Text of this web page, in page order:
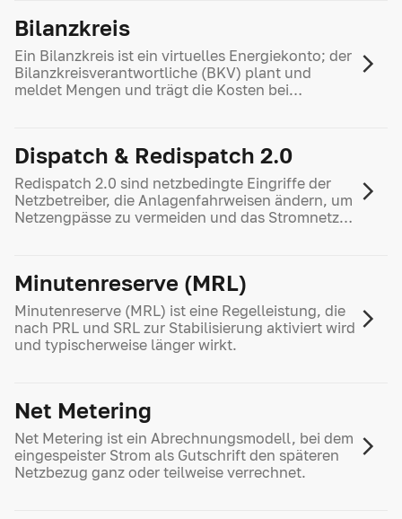
Bilanzkreis
Ein Bilanzkreis ist ein virtuelles Energiekonto; der
Bilanzkreisverantwortliche (BKV) plant und
meldet Mengen und trägt die Kosten bei
Dispatch & Redispatch 2.0
Redispatch 2.0 sind netzbedingte Eingriffe der
Netzbetreiber, die Anlagenfahrweisen ändern, um
Netzengpässe zu vermeiden und das Stromnetz
Minutenreserve (MRL)
Minutenreserve (MRL) ist eine Regelleistung, die
nach PRL und SRL zur Stabilisierung aktiviert wird
und typischerweise länger wirkt.
Net Metering
Net Metering ist ein Abrechnungsmodell, bei dem
eingespeister Strom als Gutschrift den späteren
Netzbezug ganz oder teilweise verrechnet.